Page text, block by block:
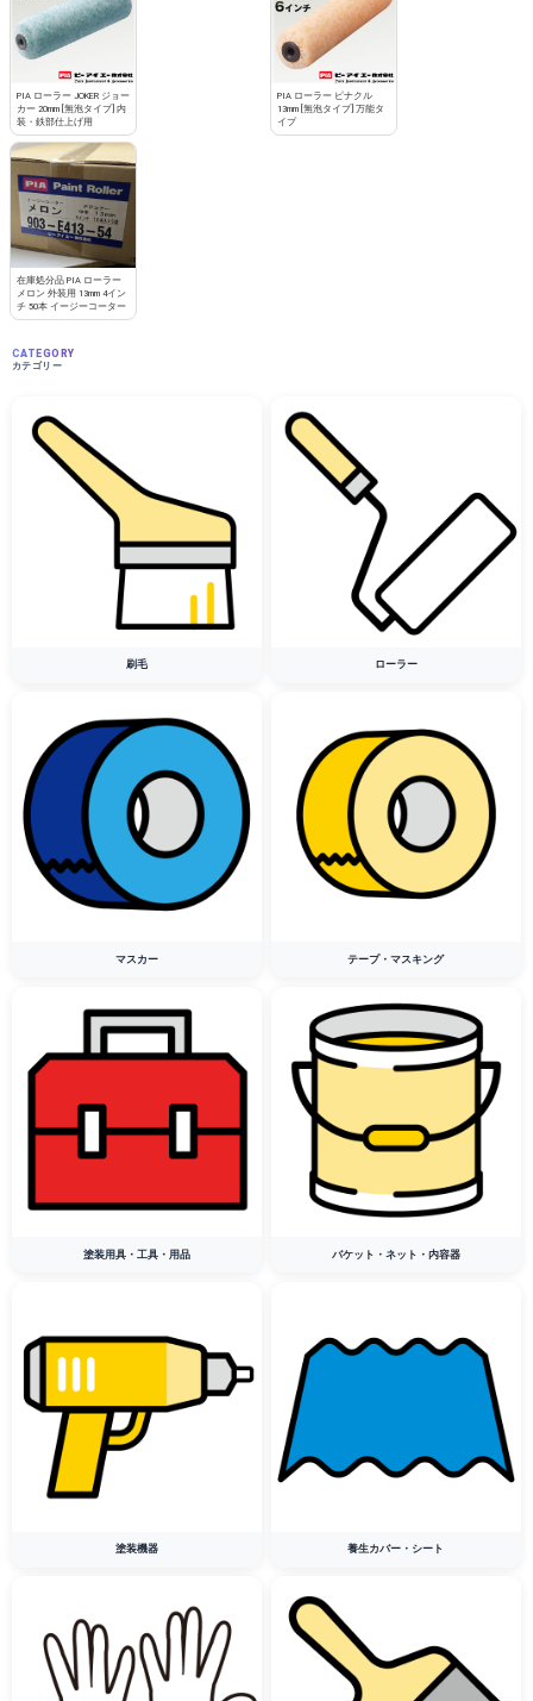
PIA ローラー JOKER ジョー
カー 20mm [無泡タイプ] 内
装・鉄部仕上げ用
PIA ローラー ピナクル
13mm [無泡タイプ] 万能タ
イプ
在庫処分品 PIA ローラー
メロン 外装用 13mm 4イン
チ 50本 イージーコーター
CATEGORY
カテゴリー
刷毛 ローラー
マスカー テープ・マスキング
塗装用具・工具・用品 バケット・ネット・内容器
塗装機器 養生カバー・シート